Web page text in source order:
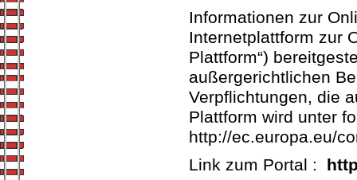
Informationen zur
Internetplattform zur
Plattform“)
außergerichtlichen
Verpflichtungen, die
Plattform wird unter
http://ec.europa.eu/
Link zum Portal :